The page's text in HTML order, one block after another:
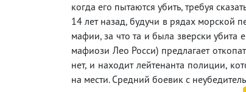
когда его пытаются убить, требуя
14 лет назад, будучи в рядах морской
мафии, за что та и была зверски
мафиози Лео Росси) предлагает
нет, и находит лейтенанта полиции,
на мести. Средний боевик с